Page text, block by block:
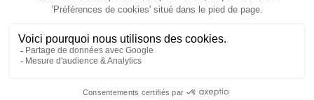
Livraison Paiements
Avantages